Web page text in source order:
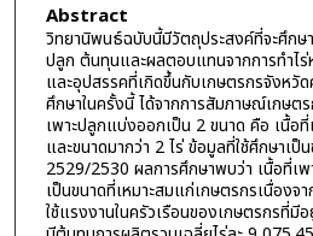
Abstract
วิทยานิพนธ์ฉบับนี้มีวัตถุประสงค์ที่จะศึกษ
ปลูก ต้นทุนและผลตอบแทนจากการทำ
และอุปสรรคที่เกิดขึ้นกับเกษตรกรจังหวั
ศึกษาในครั้งนี้ ได้จากการสัมภาษณ์เกษต
เพาะปลูกแบ่งออกเป็น 2 ขนาด คือ เนื้อที่
และขนาดมากว่า 2 ไร่ ข้อมูลที่ใช้ศึกษาเป็
2529/2530 ผลการศึกษาพบว่า เนื้อที่เพ
เป็นขนาดที่เหมาะสมแก่เกษตรกรเนื่องจ
ใช้แรงงานในครัวเรือนของเกษตรกรที่มี